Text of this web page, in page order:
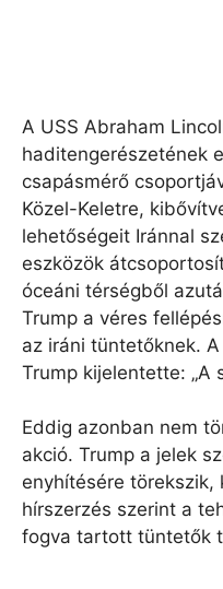
A USS Abraham
haditengerészetének
csapásmérő
Közel-Keletre,
lehetőségeit Iránnal
eszközök
óceáni térségből
Trump a véres
az iráni tüntetőknek.
Trump kijelentette: „A
Eddig azonban nem
akció. Trump a jelek
enyhítésére törekszik,
hírszerzés szerint a
fogva tartott tüntetők